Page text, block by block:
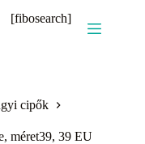
[fibosearch]
cipők
méret39, 39 EU